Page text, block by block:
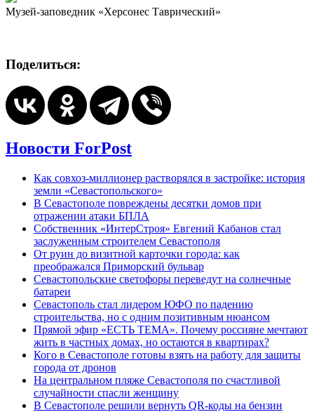
Музей-заповедник «Херсонес Таврический»
Поделиться:
Новости ForPost
Как совхоз-миллионер растворялся в застройке: история
земли «Севастопольского»
В Севастополе повреждены десятки домов при
отражении атаки БПЛА
Собственник «ИнтерСтроя» Евгений Кабанов стал
заслуженным строителем Севастополя
От руин до визитной карточки города: как
преображался Приморский бульвар
Севастопольские светофоры переведут на солнечные
батареи
Севастополь стал лидером ЮФО по падению
строительства, но с одним позитивным нюансом
Прямой эфир «ЕСТЬ ТЕМА». Почему россияне мечтают
жить в частных домах, но остаются в квартирах?
Кого в Севастополе готовы взять на работу для защиты
города от дронов
На центральном пляже Севастополя по счастливой
случайности спасли женщину
В Севастополе решили вернуть QR-коды на бензин